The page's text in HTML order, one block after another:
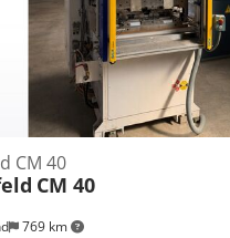
(Ændringer og fejl i de
Hvis du har yderligere
via telefon.
769 km
CM 40
CM 40